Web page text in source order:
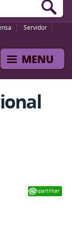
Servidor
Compartilhar